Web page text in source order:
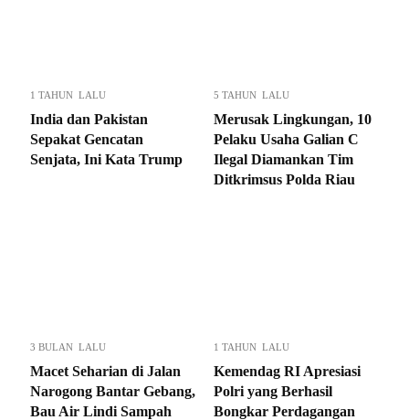
1 TAHUN LALU
India dan Pakistan
Sepakat Gencatan
Senjata, Ini Kata Trump
5 TAHUN LALU
Merusak Lingkungan, 10
Pelaku Usaha Galian C
Ilegal Diamankan Tim
Ditkrimsus Polda Riau
3 BULAN LALU
Macet Seharian di Jalan
Narogong Bantar Gebang,
Bau Air Lindi Sampah
1 TAHUN LALU
Kemendag RI Apresiasi
Polri yang Berhasil
Bongkar Perdagangan